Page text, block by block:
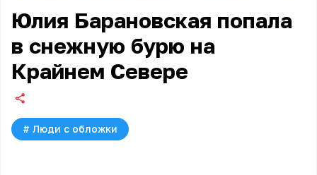
Юлия Барановская попала
в снежную бурю на
Крайнем Севере
# Люди с обложки